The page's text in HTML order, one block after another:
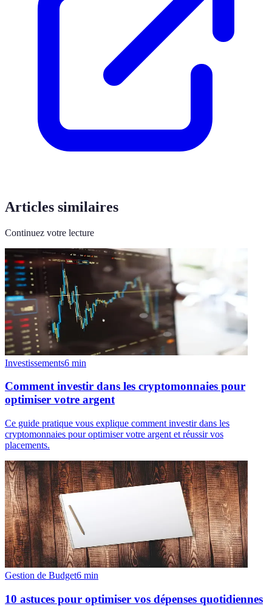
Articles similaires
Continuez votre lecture
Investissements6 min
Comment investir dans les cryptomonnaies pour
optimiser votre argent
Ce guide pratique vous explique comment investir dans les
cryptomonnaies pour optimiser votre argent et réussir vos
placements.
Gestion de Budget6 min
10 astuces pour optimiser vos dépenses quotidiennes